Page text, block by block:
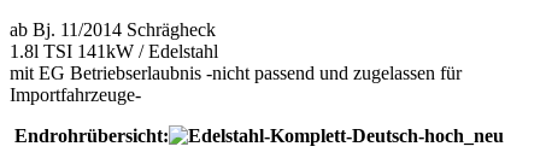
ab Bj. 11/2014 Schrägheck
1.8l TSI 141kW / Edelstahl
mit EG Betriebserlaubnis -nicht passend und zugelassen für
Importfahrzeuge-
Endrohrübersicht: